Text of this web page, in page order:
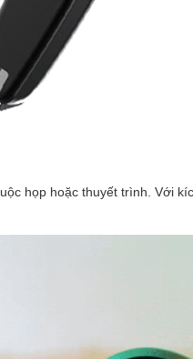
họp hoặc thuyết trình. Với